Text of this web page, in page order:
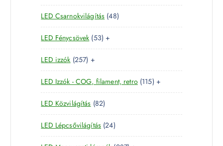
é
k
r
é
e
r
m
k
0
t
e
r
m
k
LED Csarnokvilágítás 484
8
e
m
é
k
LED Fénycsövek 535
3
e
r
m
é
k
+
LED izzók 2572
5
7
t
e
r
m
é
+
LED Izzók - COG, filament, retro 1151
1
t
r
+
LED Közvilágítás 828
2
t
e
LED Lépcsővilágítás 242
4